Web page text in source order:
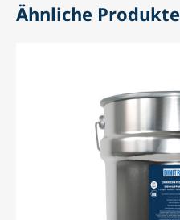
Ähnliche Produkte